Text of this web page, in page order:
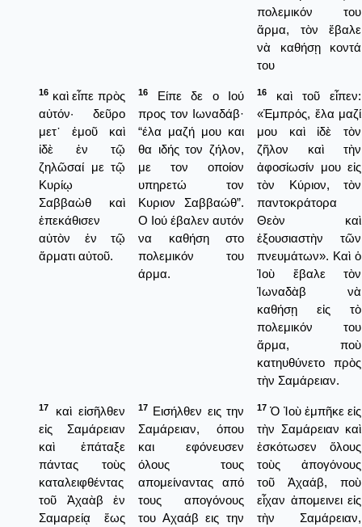
πολεμικόν του
ἅρμα, τὸν ἔβαλε
νὰ καθήσῃ κοντά
του
16 καὶ εἶπε πρὸς
αὐτόν· δεῦρο
μετ᾿ ἐμοῦ καὶ
ἰδὲ ἐν τῷ
ζηλῶσαί με τῷ
Κυρίῳ
Σαββαὼθ καὶ
ἐπεκάθισεν
αὐτὸν ἐν τῷ
ἅρματι αὐτοῦ.
16
Είπε δε ο Ιού
προς τον Ιωναδάβ·
“έλα μαζή μου και
θα ιδής τον ζήλον,
με τον οποίον
υπηρετώ τον
Κυριον Σαββαώθ”.
Ο Ιού έβαλεν αυτόν
να καθήση στο
πολεμικόν του
άρμα.
16
καὶ τοῦ εἶπεν:
«Ἐμπρός, ἔλα μαζί
μου καὶ ἰδὲ τὸν
ζῆλον καὶ τὴν
ἀφοσίωσίν μου εἰς
τὸν Κύριον, τὸν
παντοκράτορα
Θεὸν καὶ
ἐξουσιαστὴν τῶν
πνευμάτων». Καὶ ὁ
Ἰοὺ ἔβαλε τὸν
Ἰωναδὰβ νὰ
καθήσῃ εἰς τὸ
πολεμικόν του
ἅρμα, ποὺ
κατηυθύνετο πρὸς
τὴν Σαμάρειαν.
17
καὶ εἰσῆλθεν
εἰς Σαμάρειαν
καὶ ἐπάταξε
πάντας τοὺς
καταλειφθέντας
τοῦ Ἀχαὰβ ἐν
Σαμαρείᾳ ἕως
17 Εισήλθεν εις την
Σαμάρειαν, όπου
και εφόνευσεν
όλους τους
απομείναντας από
τους απογόνους
του Αχαάβ εις την
17 Ὁ Ἰοὺ ἐμπῆκε εἰς
τὴν Σαμάρειαν καὶ
ἐσκότωσεν ὅλους
τοὺς ἀπογόνους
τοῦ Ἀχαάβ, ποὺ
εἶχαν ἀπομεινει εἰς
τὴν Σαμάρειαν,